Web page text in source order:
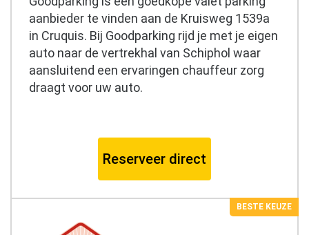
aanbieder te vinden aan de Kruisweg 1539a
in Cruquis. Bij Goodparking rijd je met je eigen
auto naar de vertrekhal van Schiphol waar
aansluitend een ervaringen chauffeur zorg
draagt voor uw auto.
Reserveer direct
BESTE KEUZE